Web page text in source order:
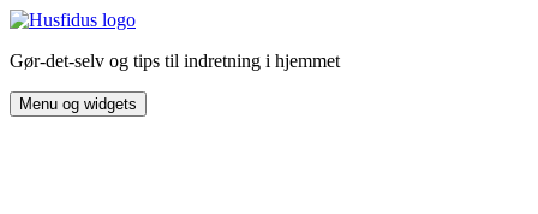
Hop
indhold
Gør-det-selv og tips til indretning i hjemmet
Menu og widgets